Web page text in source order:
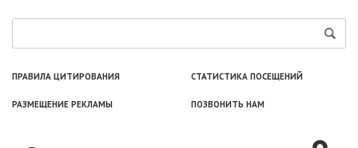
ПРАВИЛА ЦИТИРОВАНИЯ СТАТИСТИКА ПОСЕЩЕНИЙ
РАЗМЕЩЕНИЕ РЕКЛАМЫ ПОЗВОНИТЬ НАМ